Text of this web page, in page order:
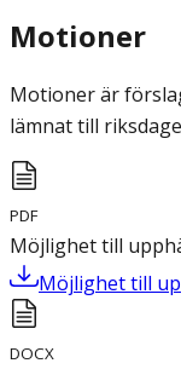
Motioner
Motioner är
lämnat till
PDF
Möjlighet till
Möjlighet till
DOCX